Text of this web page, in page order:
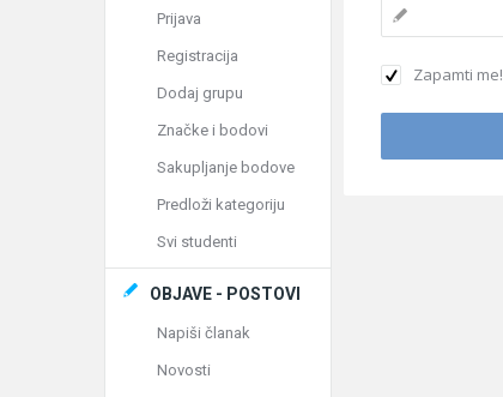
Zapamti me!
Prijava
Registracija
Dodaj grupu
Značke i bodovi
Sakupljanje bodove
Predloži kategoriju
Svi studenti
OBJAVE - POSTOVI
Napiši članak
Novosti